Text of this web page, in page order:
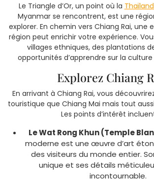
Le Triangle d’Or, un point où la
Myanmar se rencontrent, est une
explorer. En chemin vers Chiang Rai, une
région peut enrichir votre expérience.
villages ethniques, des plantations
opportunités d’apprendre sur la
Explorez Chiang
En arrivant à Chiang Rai, vous
touristique que Chiang Mai mais tout
Les points d’intérêt
Le Wat Rong Khun (Temple
moderne est une œuvre d’art
des visiteurs du monde entier.
unique et ses détails
incontournable.